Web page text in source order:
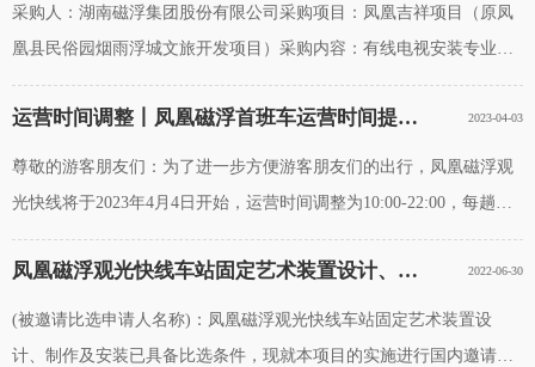
采购人：湖南磁浮集团股份有限公司采购项目：凤凰吉祥项目（原凤
凰县民俗园烟雨浮城文旅开发项目）采购内容：有线电视安装专业工
程一、拟采购服务的说明根据《湘西土家族苗族自治州人民政府专题
会议纪要(2019)9号》及《凤凰县
运营时间调整丨凤凰磁浮首班车运营时间提前，运营时间延长 2023-04-03
尊敬的游客朋友们：为了进一步方便游客朋友们的出行，凤凰磁浮观
光快线将于2023年4月4日开始，运营时间调整为10:00-22:00，每趟列
车间隔时间为30分钟，双向发车。请各位游客朋友提前合理安排出行
计划哦！凡购票游客均可免费享受
凤凰磁浮观光快线车站固定艺术装置设计、制作及安装 比选邀请公告 2022-06-30
(被邀请比选申请人名称)：凤凰磁浮观光快线车站固定艺术装置设
计、制作及安装已具备比选条件，现就本项目的实施进行国内邀请比